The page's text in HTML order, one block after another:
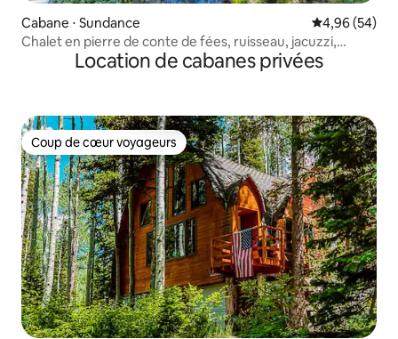
Cabane ⋅ Sundance Évaluation
4,96 (54)
Chalet en pierre de conte de fées, ruisseau, jacuzzi,
cheminée, à quelques pas du complexe hôtelier
Location de cabanes privées
Coup de cœur voyageurs
Coup de cœur voyageurs